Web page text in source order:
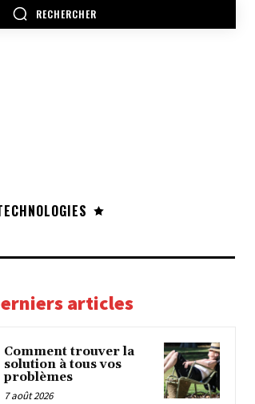
RECHERCHER
articles
Comment trouver la
solution à tous vos
problèmes
7 août 2026